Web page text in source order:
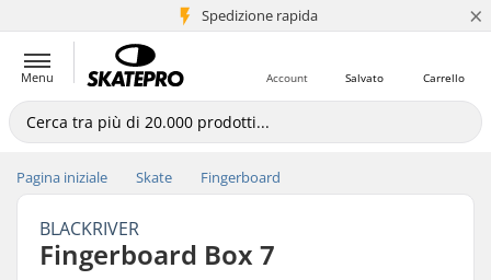
Spedizione rapida
+5 mln di clienti ×
Menu Carrello
Salvato
Account
Pagina iniziale Skate Fingerboard
BLACKRIVER
Fingerboard Box 7